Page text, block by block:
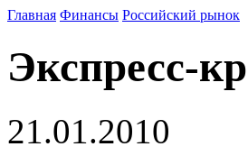
Главная Финансы Российский рынок
Экспресс-
21.01.2010